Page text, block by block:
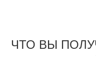
ЧТО ВЫ